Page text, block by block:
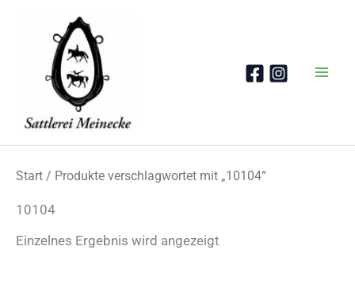
Start / Produkte verschlagwortet mit „10104“
10104
Einzelnes Ergebnis wird angezeigt